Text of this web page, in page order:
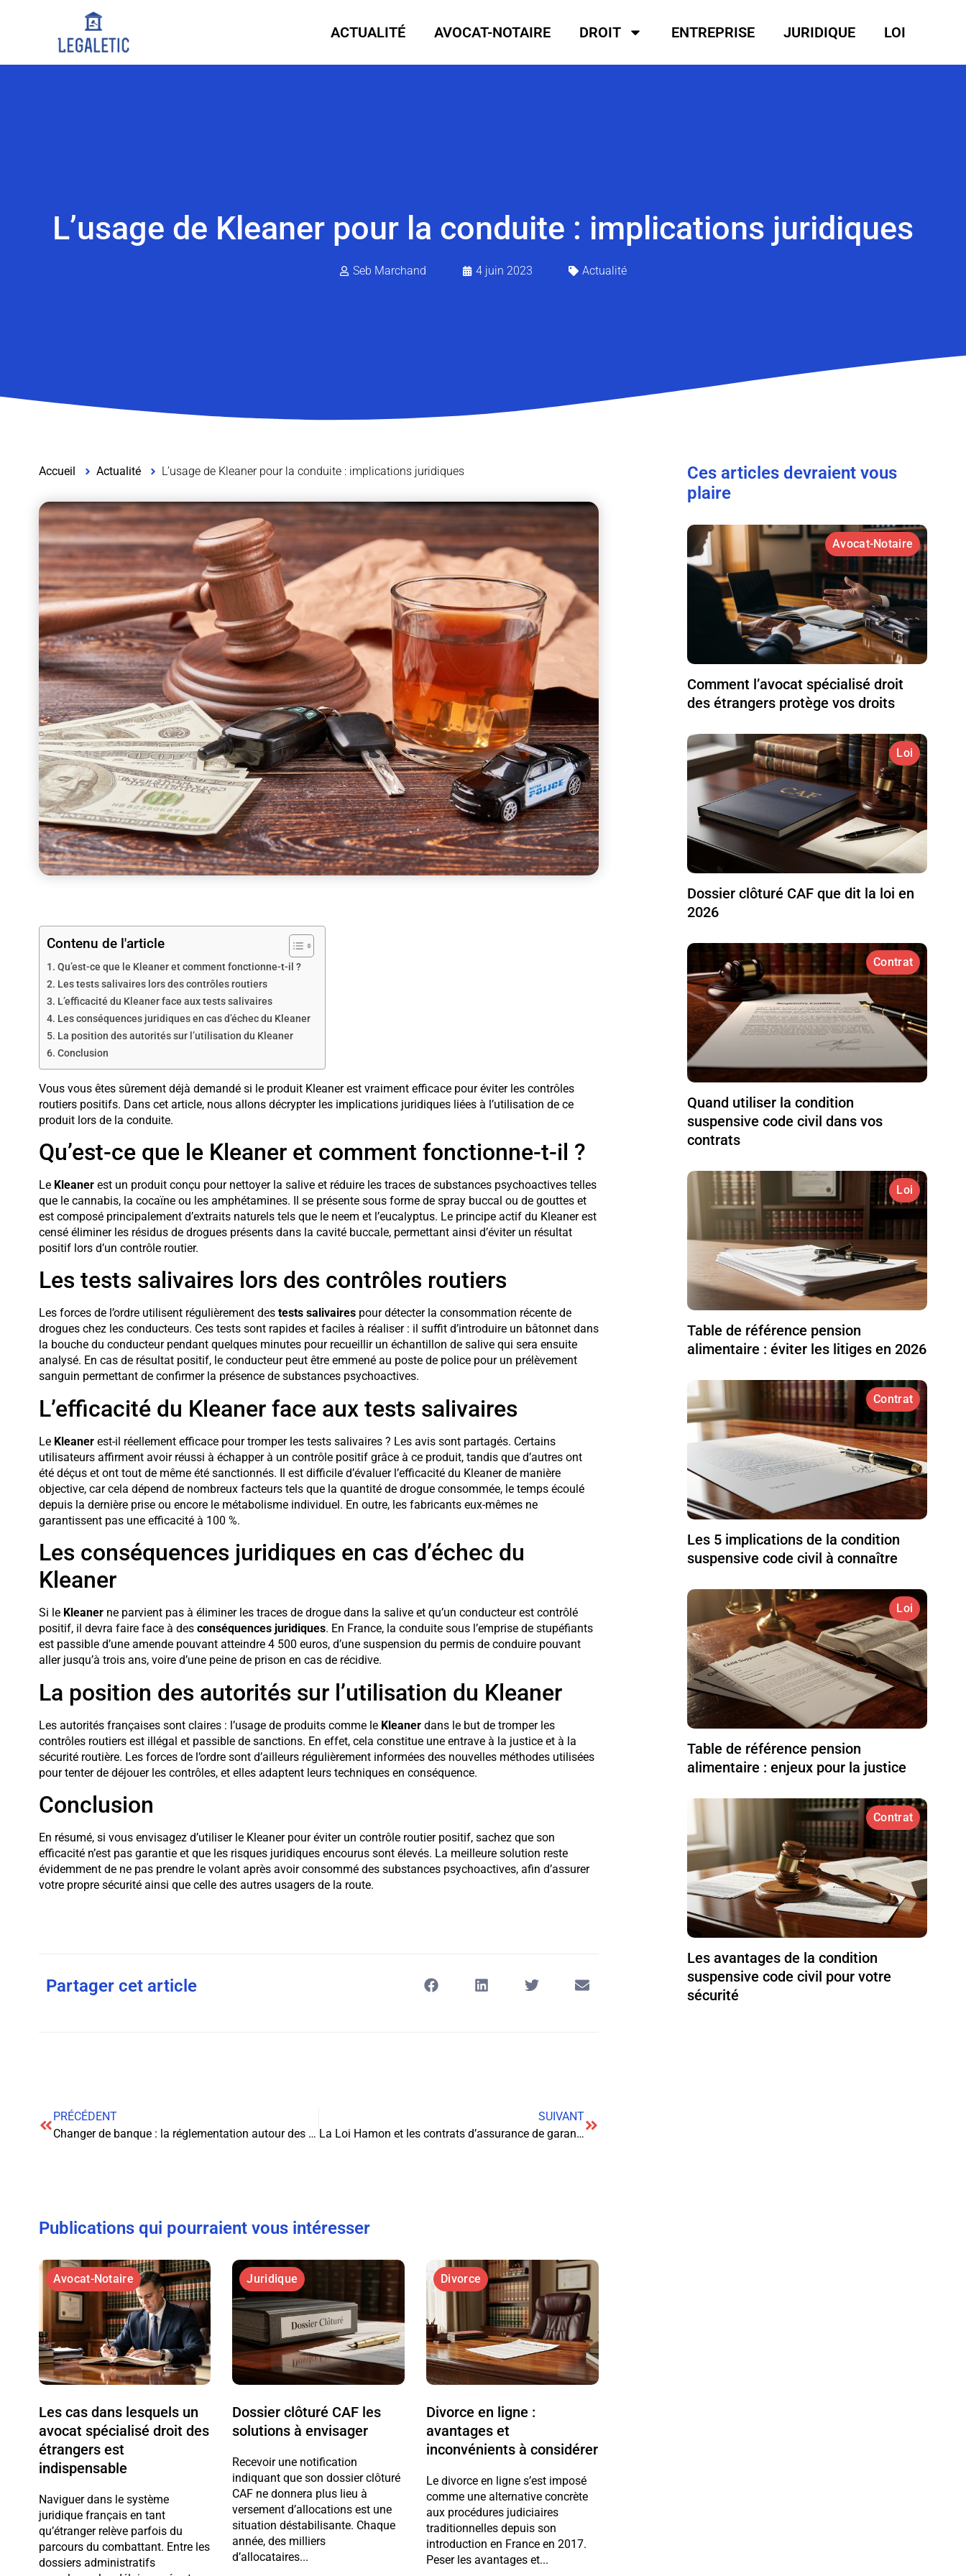
ACTUALITÉ AVOCAT-NOTAIRE DROIT ENTREPRISE JURIDIQUE LOI
L’usage de Kleaner pour la conduite : implications juridiques
Seb Marchand 4 juin 2023 Actualité
Accueil Actualité L’usage de Kleaner pour la conduite : implications juridiques
Contenu de l'article
Qu’est-ce que le Kleaner et comment fonctionne-t-il ?
Les tests salivaires lors des contrôles routiers
L’efficacité du Kleaner face aux tests salivaires
Les conséquences juridiques en cas d’échec du Kleaner
La position des autorités sur l’utilisation du Kleaner
Conclusion
Vous vous êtes sûrement déjà demandé si le produit Kleaner est vraiment efficace pour éviter les contrôles
routiers positifs. Dans cet article, nous allons décrypter les implications juridiques liées à l’utilisation de ce
produit lors de la conduite.
Qu’est-ce que le Kleaner et comment fonctionne-t-il ?
Le Kleanerest un produit conçu pour nettoyer la salive et réduire les traces de substances psychoactives telles
que le cannabis, la cocaïne ou les amphétamines. Il se présente sous forme de spray buccal ou de gouttes et
est composé principalement d’extraits naturels tels que le neem et l’eucalyptus. Le principe actif du Kleaner est
censé éliminer les résidus de drogues présents dans la cavité buccale, permettant ainsi d’éviter un résultat
positif lors d’un contrôle routier.
Les tests salivaires lors des contrôles routiers
Les forces de l’ordre utilisent régulièrement des tests salivairespour détecter la consommation récente de
drogues chez les conducteurs. Ces tests sont rapides et faciles à réaliser : il suffit d’introduire un bâtonnet dans
la bouche du conducteur pendant quelques minutes pour recueillir un échantillon de salive qui sera ensuite
analysé. En cas de résultat positif, le conducteur peut être emmené au poste de police pour un prélèvement
sanguin permettant de confirmer la présence de substances psychoactives.
L’efficacité du Kleaner face aux tests salivaires
Le Kleanerest-il réellement efficace pour tromper les tests salivaires ? Les avis sont partagés. Certains
utilisateurs affirment avoir réussi à échapper à un contrôle positif grâce à ce produit, tandis que d’autres ont
été déçus et ont tout de même été sanctionnés. Il est difficile d’évaluer l’efficacité du Kleaner de manière
objective, car cela dépend de nombreux facteurs tels que la quantité de drogue consommée, le temps écoulé
depuis la dernière prise ou encore le métabolisme individuel. En outre, les fabricants eux-mêmes ne
garantissent pas une efficacité à 100 %.
Les conséquences juridiques en cas d’échec du
Kleaner
Si le Kleanerne parvient pas à éliminer les traces de drogue dans la salive et qu’un conducteur est contrôlé
positif, il devra faire face à des conséquences juridiques. En France, la conduite sous l’emprise de stupéfiants
est passible d’une amende pouvant atteindre 4 500 euros, d’une suspension du permis de conduire pouvant
aller jusqu’à trois ans, voire d’une peine de prison en cas de récidive.
La position des autorités sur l’utilisation du Kleaner
Les autorités françaises sont claires : l’usage de produits comme le Kleanerdans le but de tromper les
contrôles routiers est illégal et passible de sanctions. En effet, cela constitue une entrave à la justice et à la
sécurité routière. Les forces de l’ordre sont d’ailleurs régulièrement informées des nouvelles méthodes utilisées
pour tenter de déjouer les contrôles, et elles adaptent leurs techniques en conséquence.
Conclusion
En résumé, si vous envisagez d’utiliser le Kleaner pour éviter un contrôle routier positif, sachez que son
efficacité n’est pas garantie et que les risques juridiques encourus sont élevés. La meilleure solution reste
évidemment de ne pas prendre le volant après avoir consommé des substances psychoactives, afin d’assurer
votre propre sécurité ainsi que celle des autres usagers de la route.
Partager cet article
PRÉCÉDENT
Changer de banque : la réglementation autour des comptes courants d’associés en société anonyme
SUIVANT
La Loi Hamon et les contrats d’assurance de garantie des accidents de la vie
Publications qui pourraient vous intéresser
Avocat-Notaire
Les cas dans lesquels un
avocat spécialisé droit des
étrangers est
indispensable
Naviguer dans le système
juridique français en tant
qu’étranger relève parfois du
parcours du combattant. Entre les
dossiers administratifs
Juridique
Dossier clôturé CAF les
solutions à envisager
Recevoir une notification
indiquant que son dossier clôturé
CAF ne donnera plus lieu à
versement d’allocations est une
situation déstabilisante. Chaque
année, des milliers
d’allocataires...
Divorce
Divorce en ligne :
avantages et
inconvénients à considérer
Le divorce en ligne s’est imposé
comme une alternative concrète
aux procédures judiciaires
traditionnelles depuis son
introduction en France en 2017.
Peser les avantages et...
Ces articles devraient vous
plaire
Avocat-Notaire
Comment l’avocat spécialisé droit
des étrangers protège vos droits
Loi
Dossier clôturé CAF que dit la loi en
2026
Contrat
Quand utiliser la condition
suspensive code civil dans vos
contrats
Loi
Table de référence pension
alimentaire : éviter les litiges en 2026
Contrat
Les 5 implications de la condition
suspensive code civil à connaître
Loi
Table de référence pension
alimentaire : enjeux pour la justice
Contrat
Les avantages de la condition
suspensive code civil pour votre
sécurité